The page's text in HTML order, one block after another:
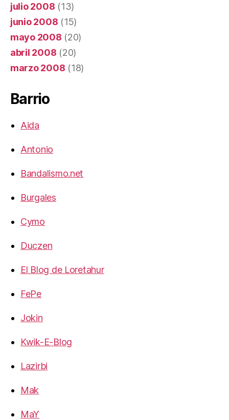
julio 2008 (13)
junio 2008 (15)
mayo 2008 (20)
abril 2008 (20)
marzo 2008 (18)
Barrio
Aida
Antonio
Bandalismo.net
Burgales
Cymo
Duczen
El Blog de Loretahur
FePe
Jokin
Kwik-E-Blog
Lazirbi
Mak
MaY